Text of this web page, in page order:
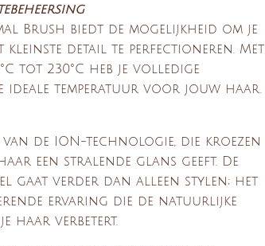
Brush biedt de mogelijkheid om je
detail te perfectioneren. Met
tot 230°C heb je volledige
temperatuur voor jouw haar.
de ION-technologie, die kroezen
een stralende glans geeft. De
gaat verder dan alleen stylen; het
ervaring die de natuurlijke
haar verbetert.